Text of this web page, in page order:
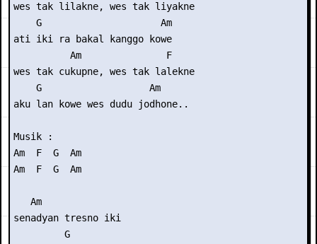
wes tak lilakne, wes tak liyakne
    G                     Am
ati iki ra bakal kanggo kowe
          Am               F
wes tak cukupne, wes tak lalekne
    G                   Am
aku lan kowe wes dudu jodhone..
Musik :
Am  F  G  Am
Am  F  G  Am
   Am
senadyan tresno iki
         G